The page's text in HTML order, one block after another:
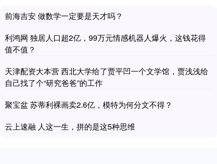
前海吉安 做数学一定要是天才吗？
利鸿网 独居人口超2亿，99万元情感机器人爆火，这钱花得
值不值？
天津配资大本营 西北大学给了贾平凹一个文学馆，贾浅浅给
自己找了个“研究爸爸”的工作
聚宝盆 苏蒂利裸画卖2.6亿，模特为何分文不得？
云上速融 人这一生，拼的是这5种思维